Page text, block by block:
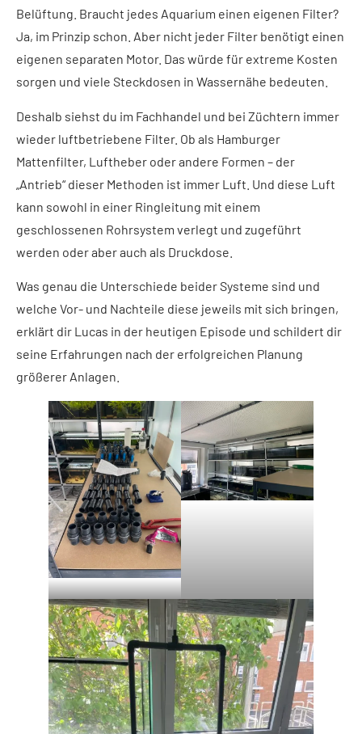
Belüftung. Braucht jedes Aquarium einen eigenen Filter?
Ja, im Prinzip schon. Aber nicht jeder Filter benötigt einen
eigenen separaten Motor. Das würde für extreme Kosten
sorgen und viele Steckdosen in Wassernähe bedeuten.
Deshalb siehst du im Fachhandel und bei Züchtern immer
wieder luftbetriebene Filter. Ob als Hamburger
Mattenfilter, Luftheber oder andere Formen – der
„Antrieb“ dieser Methoden ist immer Luft. Und diese Luft
kann sowohl in einer Ringleitung mit einem
geschlossenen Rohrsystem verlegt und zugeführt
werden oder aber auch als Druckdose.
Was genau die Unterschiede beider Systeme sind und
welche Vor- und Nachteile diese jeweils mit sich bringen,
erklärt dir Lucas in der heutigen Episode und schildert dir
seine Erfahrungen nach der erfolgreichen Planung
größerer Anlagen.